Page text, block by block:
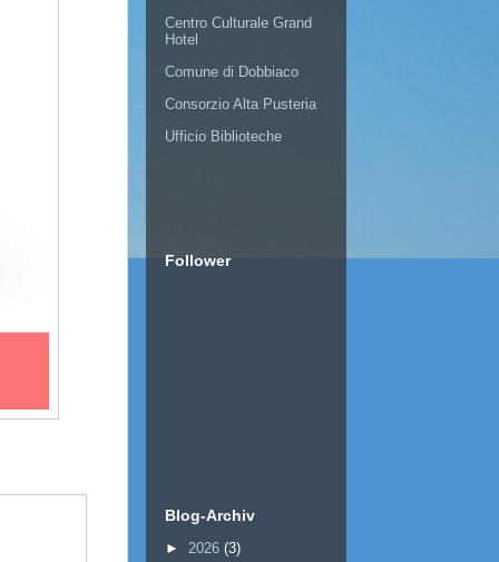
Centro Culturale Grand
Hotel
Comune di Dobbiaco
Consorzio Alta Pusteria
Ufficio Biblioteche
Follower
Blog-Archiv
► 2026 (3)